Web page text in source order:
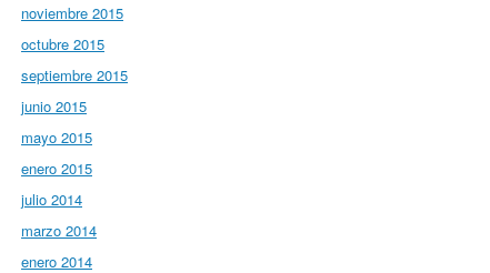
noviembre 2015
octubre 2015
septiembre 2015
junio 2015
mayo 2015
enero 2015
julio 2014
marzo 2014
enero 2014